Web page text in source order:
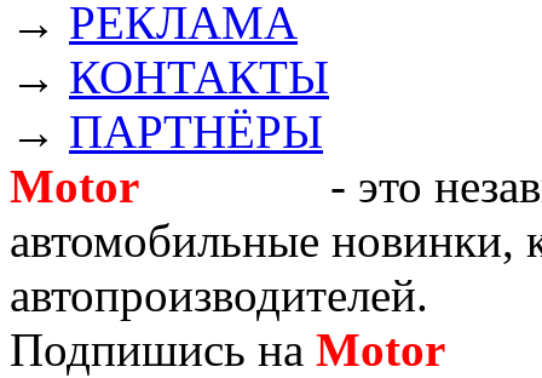
→ РЕКЛАМА
→ КОНТАКТЫ
→ ПАРТНЁРЫ
Motor
- это
автомобильные новинки,
автопроизводителей.
Подпишись на Motor